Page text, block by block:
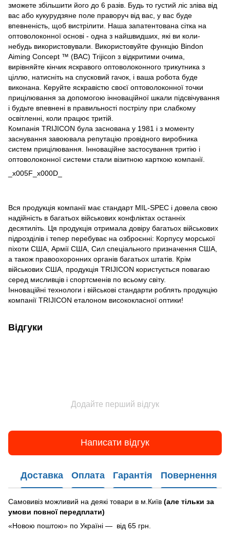
зможете збільшити його до 6 разів. Будь то густий ліс зліва від
вас або кукурудзяне поле праворуч від вас, у вас буде
впевненість, щоб вистрілити. Наша запатентована сітка на
оптоволоконної основі - одна з найшвидших, які ви коли-
небудь використовували. Використовуйте функцію Bindon
Aiming Concept ™ (BAC) Trijicon з відкритими очима,
вирівняйте кінчик яскравого оптоволоконного трикутника з
ціллю, натисніть на спусковий гачок, і ваша робота буде
виконана. Керуйте яскравістю своєї оптоволоконної точки
прицілювання за допомогою інноваційної шкали підсвічування
і будьте впевнені в правильності пострілу при слабкому
освітленні, коли працює тритій.
Компанія TRIJICON була заснована у 1981 і з моменту
заснування завоювала репутацію провідного виробника
систем прицілювання. Інноваційне застосування тритію і
оптоволоконної системи стали візитною карткою компанії.
_x005F_x000D_
Вся продукція компанії має стандарт MIL-SPEC і довела свою
надійність в багатьох військових конфліктах останніх
десятиліть. Ця продукція отримала довіру багатьох військових
підрозділів і тепер перебуває на озброєнні: Корпусу морської
піхоти США, Армії США, Сил спеціального призначення США,
а також правоохоронних органів багатьох штатів. Крім
військових США, продукція TRIJICON користується повагаю
серед мисливців і спортсменів по всьому світу.
Інноваційні технологи і військові стандарти роблять продукцію
компанії TRIJICON еталоном висококласної оптики!
Відгуки
Додайте перший відгук
Написати відгук
Доставка Оплата Гарантія Повернення
Самовивіз можливий на деякі товари в м.Київ (але тільки за
умови повної передплати)
«Новою поштою» по Україні — від 65 грн.